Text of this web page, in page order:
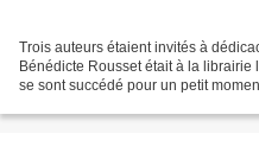
Trois auteurs étaient invités à
Bénédicte Rousset était à la
se sont succédé pour un petit